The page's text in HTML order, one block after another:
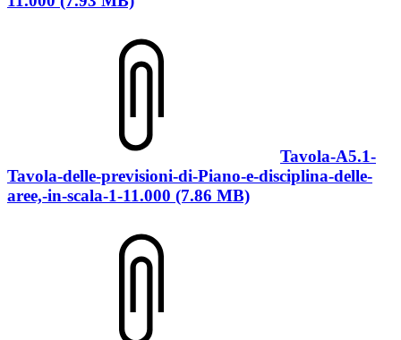
Tavola-A5.1-
Tavola-delle-previsioni-di-Piano-e-disciplina-delle-
aree,-in-scala-1-11.000 (7.86 MB)